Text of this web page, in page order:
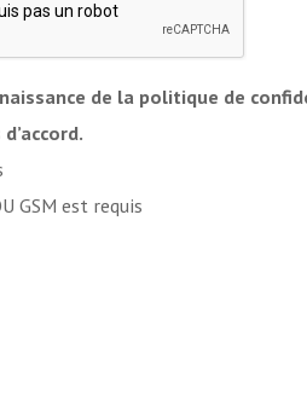
de la politique de
GSM est requis